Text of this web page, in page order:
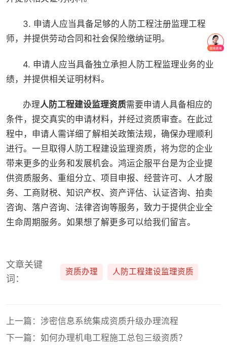
3. 申请人应当具备足够的人防工程注册监理工程
师，并提供劳动合同和社会保险缴纳证明。
4. 申请人应当具备独立承担人防工程监理业务的业
绩，并提供相关证明材料。
办理人防工程建设监理资质需要申请人具备相应的
条件，提交真实的申请材料，并经过资质审查。在此过
程中，申请人需详细了解相关政策法规，确保办理顺利
进行。一旦取得人防工程建设监理资质，将为您的企业
带来更多的业务和发展机会。鸿运企服平台是为企业提
供资质服务、重组分立、项目申报、经营许可、人才服
务、工商财税、知识产权、资产评估、认证咨询、拍卖
咨询、落户咨询、法律咨询等服务，致力于提供企业全
生命周期服务。如果想了解更多可以给我们留言。
文章关键
词：
资质办理 人防工程建设监理资质
上一篇：涉密信息系统集成资质升级办理流程
下一篇：如何办理机电工程施工总包三级资质？